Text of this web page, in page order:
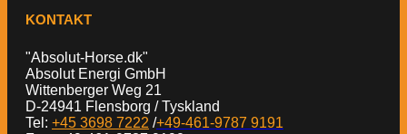
KONTAKT
"Absolut-Horse.dk"
Absolut Energi GmbH
Wittenberger Weg 21
D-24941 Flensborg / Tyskland
Tel: +45 3698 7222 /+49-461-9787 9191